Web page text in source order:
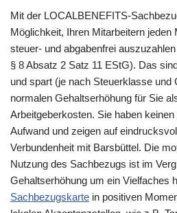
Mit der LOCALBENEFITS-
Möglichkeit, Ihren Mitarbeitern
steuer- und abgabenfrei
§ 8 Absatz 2 Satz 11 EStG). Das
und spart (je nach Steuerklasse und
normalen Gehaltserhöhung für Sie
Arbeitgeberkosten. Sie haben
Aufwand und zeigen auf
Verbundenheit mit Barsbüttel. Die
Nutzung des Sachbezugs ist im
Gehaltserhöhung um ein Vielfaches
Sachbezugskarte in positiven